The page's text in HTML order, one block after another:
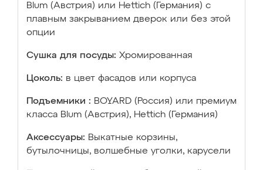
Blum (Австрия) или Hettich (Германия) с
плавным закрыванием дверок или без этой
опции
Сушка для посуды: Хромированная
Цоколь: в цвет фасадов или корпуса
Подъемники : BOYARD (Россия) или премиум
класса Blum (Австрия), Hettich (Германия)
Аксессуары: Выкатные корзины,
бутылочницы, волшебные уголки, карусели